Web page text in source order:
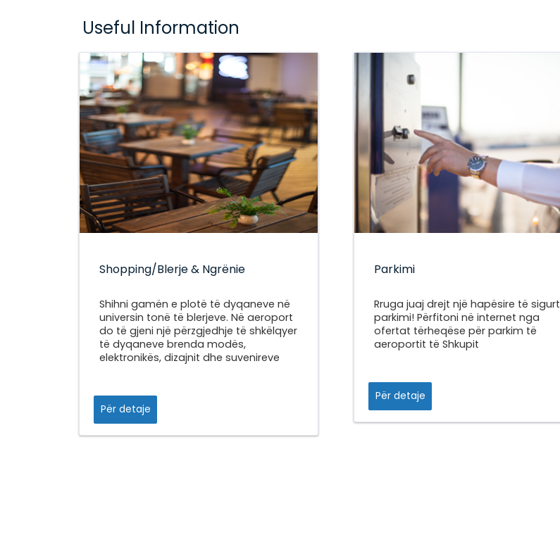
Useful Information
Shopping/Blerje & Ngrënie
Shihni gamën e plotë të dyqaneve në
universin tonë të blerjeve. Në aeroport
do të gjeni një përzgjedhje të shkëlqyer
të dyqaneve brenda modës,
elektronikës, dizajnit dhe suvenireve
Për detaje
Parkimi
Rruga juaj drejt një hapësire të sigurt
parkimi! Përfitoni në internet nga
ofertat tërheqëse për parkim të
aeroportit të Shkupit
Për detaje